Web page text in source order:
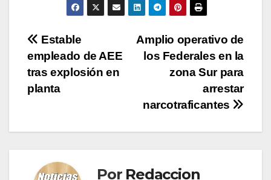
Navegación
de
entradas
Amplio operativo de
los Federales en la
zona Sur para
arrestar
narcotraficantes
Estable
empleado de AEE
tras explosión en
planta
Por Redaccion